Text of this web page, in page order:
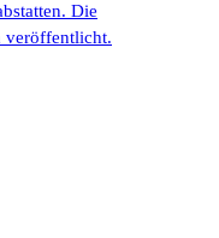
Die
veröffentlicht.